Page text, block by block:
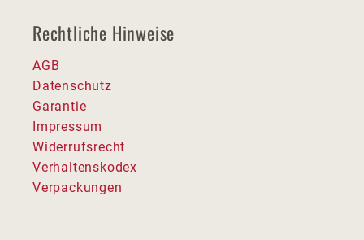
Rechtliche Hinweise
AGB
Datenschutz
Garantie
Impressum
Widerrufsrecht
Verhaltenskodex
Verpackungen